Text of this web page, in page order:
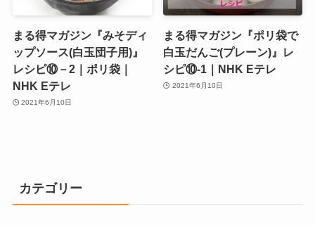
まる得マガジン『みそディ
ップソース(白玉団子用)』
レシピ⑩－2｜ポリ袋｜
NHK Eテレ
2021年6月10日
まる得マガジン『ポリ袋で
白玉だんご(プレーン)』レ
シピ⑩‐1｜NHK Eテレ
2021年6月10日
カテゴリー